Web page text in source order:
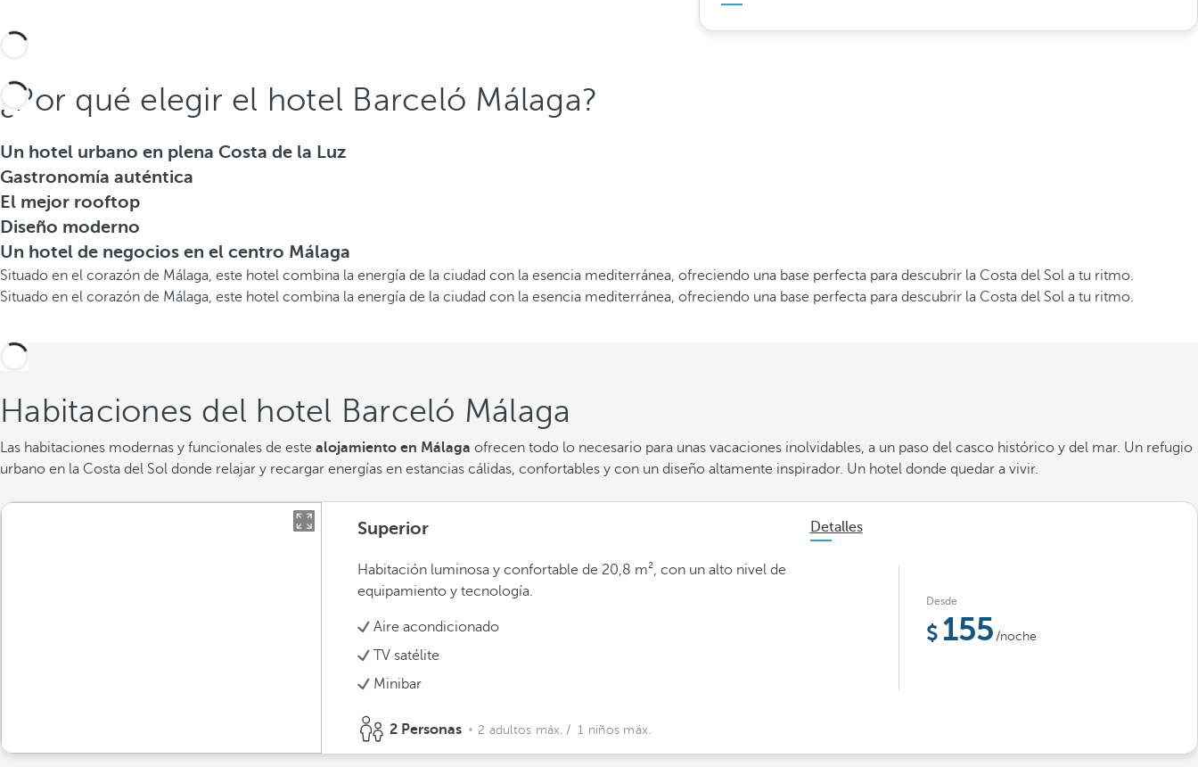
¿Por qué elegir el hotel Barceló Málaga?
Un hotel urbano en plena Costa de la Luz
Gastronomía auténtica
El mejor rooftop
Diseño moderno
Un hotel de negocios en el centro Málaga
Situado en el corazón de Málaga, este hotel combina la energía de la ciudad con la esencia mediterránea, ofreciendo una base perfecta para descubrir la Costa del Sol a tu ritmo.
Situado en el corazón de Málaga, este hotel combina la energía de la ciudad con la esencia mediterránea, ofreciendo una base perfecta para descubrir la Costa del Sol a tu ritmo.
Habitaciones del hotel Barceló Málaga
Las habitaciones modernas y funcionales de este alojamiento en Málaga ofrecen todo lo necesario para unas vacaciones inolvidables, a un paso del casco histórico y del mar. Un refugio
urbano en la Costa del Sol donde relajar y recargar energías en estancias cálidas, confortables y con un diseño altamente inspirador. Un hotel donde quedar a vivir.
Superior Detalles
Habitación luminosa y confortable de 20,8 m², con un alto nivel de
equipamiento y tecnología.
Aire acondicionado
TV satélite
Minibar
2 Personas 2 adultos máx. / 1 niños máx.
Desde
155 /noche